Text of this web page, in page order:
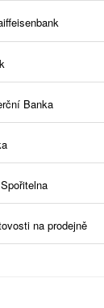
Banka
na prodejně